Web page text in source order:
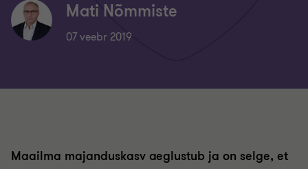
Mati Nõmmiste
07 veebr 2019
Maailma majanduskasv aeglustub ja on selge, et